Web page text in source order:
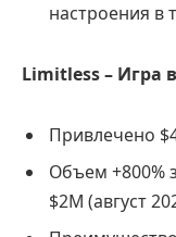
настроения в
Limitless – Игра
Привлечено
Объем +800%
$2M (август